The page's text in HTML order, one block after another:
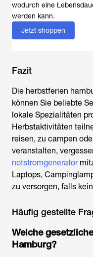
wodurch eine
werden kann.
Jetzt shoppen
Fazit
Die herbstferien
können Sie beliebte
lokale Spezialitäten
Herbstaktivitäten
reisen, zu campen
veranstalten,
notstromgenerator
Laptops,
zu versorgen, falls
Häufig gestellte
Welche
Hamburg?